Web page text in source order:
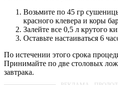
Возьмите по 45 гр
красного клевера и коры
Залейте все 0,5 л крутого
Оставьте настаиваться 6
По истечении этого срока
Принимайте по две столовых
завтрака.